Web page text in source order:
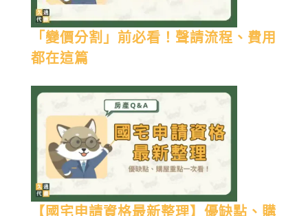
「變價分割」前必看！聲請流程、費用
都在這篇
【國宅申請資格最新整理】優缺點、購